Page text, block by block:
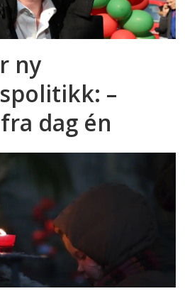
ny
–
dag én